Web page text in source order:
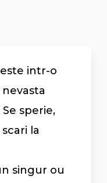
intr-o
sperie,
la
singur ou